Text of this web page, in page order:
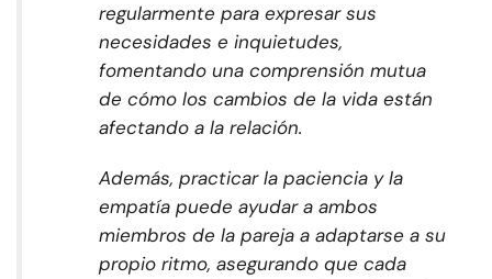
regularmente para expresar sus
necesidades e inquietudes,
fomentando una comprensión mutua
de cómo los cambios de la vida están
afectando a la relación.
Además, practicar la paciencia y la
empatía puede ayudar a ambos
miembros de la pareja a adaptarse a su
propio ritmo, asegurando que cada